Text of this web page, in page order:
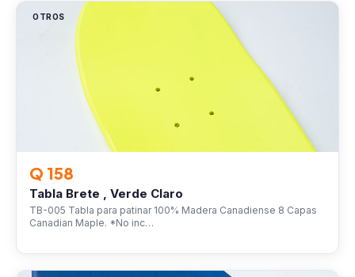
OTROS
Q 158
Tabla Brete , Verde Claro
TB-005 Tabla para patinar 100% Madera Canadiense 8 Capas
Canadian Maple. *No inc…